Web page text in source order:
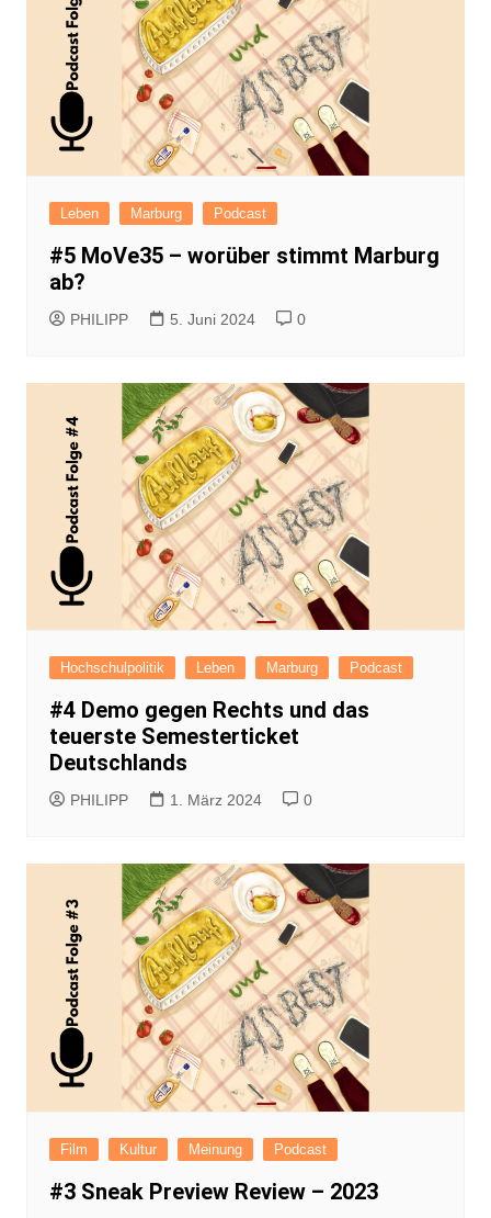
Leben Marburg Podcast
#5 MoVe35 – worüber stimmt Marburg
ab?
PHILIPP 5. Juni 2024 0
Hochschulpolitik Leben Marburg Podcast
#4 Demo gegen Rechts und das
teuerste Semesterticket
Deutschlands
PHILIPP 1. März 2024 0
Film Kultur Meinung Podcast
#3 Sneak Preview Review – 2023